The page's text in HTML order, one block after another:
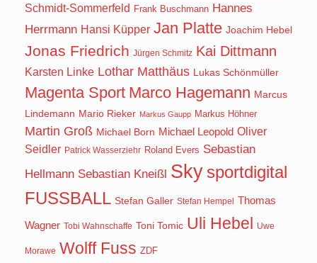
Schmidt-Sommerfeld Frank Buschmann Hannes
Herrmann Hansi Küpper Jan Platte Joachim Hebel
Jonas Friedrich Jürgen Schmitz Kai Dittmann
Karsten Linke Lothar Matthäus Lukas Schönmüller
Magenta Sport Marco Hagemann Marcus
Lindemann Mario Rieker Markus Gaupp Markus Höhner
Martin Groß Michael Born Michael Leopold Oliver
Seidler Patrick Wasserziehr Roland Evers Sebastian
Hellmann Sebastian Kneißl Sky sportdigital
FUSSBALL Stefan Galler Stefan Hempel Thomas
Wagner Tobi Wahnschaffe Toni Tomic Uli Hebel Uwe
Morawe Wolff Fuss ZDF